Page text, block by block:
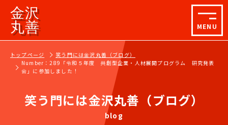
金沢
丸善
MENU
トップページ
笑う門には金沢丸善（ブログ）
Number：289「令和５年度 共創型企業・人材展開プログラム 研究発表
会」に参加しました！
笑う門には金沢丸善（ブログ）
blog